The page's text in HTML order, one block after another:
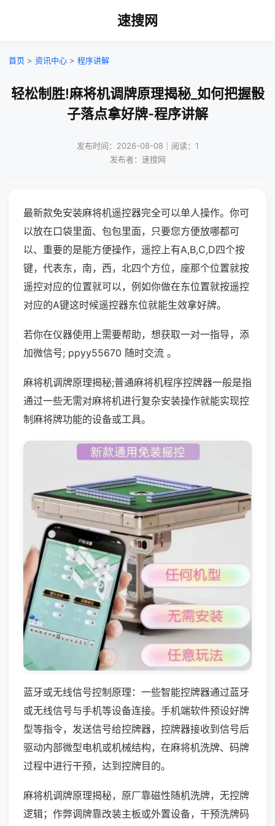
速搜网
首页 > 资讯中心 > 程序讲解
轻松制胜!麻将机调牌原理揭秘_如何把握骰
子落点拿好牌-程序讲解
发布时间：2026-08-08｜阅读：1
发布者：速搜网
最新款免安装麻将机遥控器完全可以单人操作。你可
以放在口袋里面、包包里面，只要您方便放哪都可
以、重要的是能方便操作，遥控上有A,B,C,D四个按
键，代表东，南，西，北四个方位，座那个位置就按
遥控对应的位置就可以，例如你做在东位置就按遥控
对应的A键这时候遥控器东位就能生效拿好牌。
若你在仪器使用上需要帮助，想获取一对一指导，添
加微信号; ppyy55670 随时交流 。
麻将机调牌原理揭秘;普通麻将机程序控牌器一般是指
通过一些无需对麻将机进行复杂安装操作就能实现控
制麻将牌功能的设备或工具。
蓝牙或无线信号控制原理：一些智能控牌器通过蓝牙
或无线信号与手机等设备连接。手机端软件预设好牌
型等指令，发送信号给控牌器，控牌器接收到信号后
驱动内部微型电机或机械结构，在麻将机洗牌、码牌
过程中进行干预，达到控牌目的。
麻将机调牌原理揭秘，原厂靠磁性随机洗牌，无控牌
逻辑；作弊调牌靠改装主板或外置设备，干预洗牌码